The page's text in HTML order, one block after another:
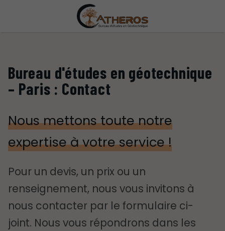
Bureau d'études en géotechnique
– Paris : Contact
Nous mettons toute notre
expertise à votre service !
Pour un devis, un prix ou un
renseignement, nous vous invitons à
nous contacter par le formulaire ci-
joint. Nous vous répondrons dans les